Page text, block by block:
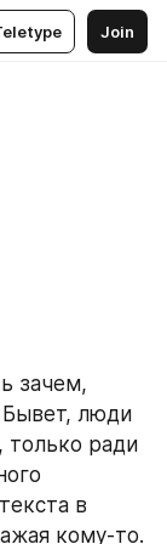
Join
зачем,
Бывет, люди
только ради
в
кому-то.